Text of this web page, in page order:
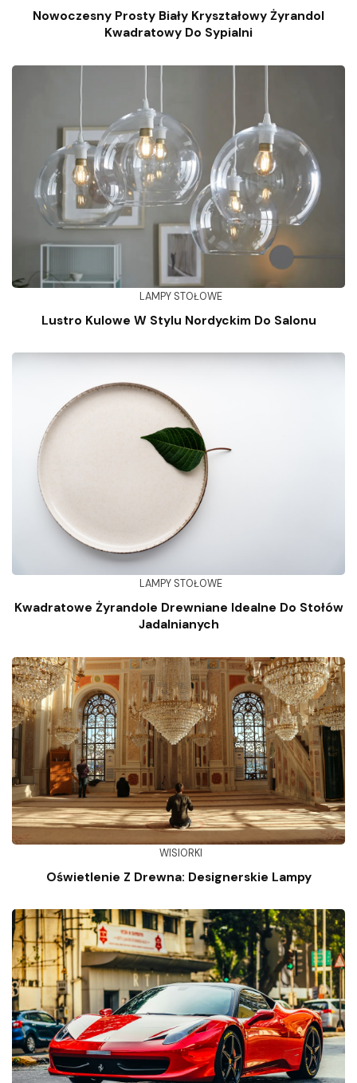
Nowoczesny Prosty Biały Kryształowy Żyrandol
Kwadratowy Do Sypialni
LAMPY STOŁOWE
Lustro Kulowe W Stylu Nordyckim Do Salonu
LAMPY STOŁOWE
Kwadratowe Żyrandole Drewniane Idealne Do Stołów
Jadalnianych
WISIORKI
Oświetlenie Z Drewna: Designerskie Lampy